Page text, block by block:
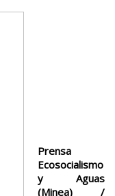
Prensa
Ecosocialismo
y Aguas
(Minea) /